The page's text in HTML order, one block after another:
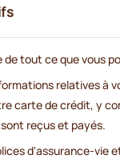
de tout ce que vous
relatives à
carte de crédit, y
reçus et payés.
d'assurance-vie